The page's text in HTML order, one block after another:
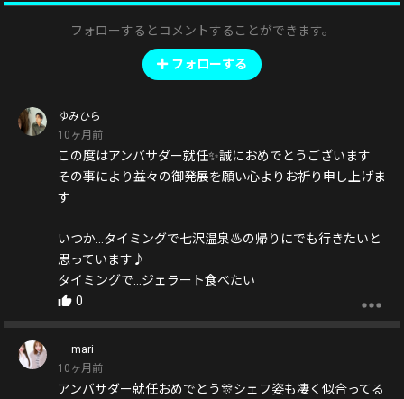
フォローするとコメントすることができます。
フォローする
ゆみひら
10ヶ月前
この度はアンバサダー就任✨誠におめでとうございます
その事により益々の御発展を願い心よりお祈り申し上げま
す
いつか…タイミングで七沢温泉♨️の帰りにでも行きたいと
思っています♪
タイミングで…ジェラート食べたい
0
mari
10ヶ月前
アンバサダー就任おめでとう🎊シェフ姿も凄く似合ってる